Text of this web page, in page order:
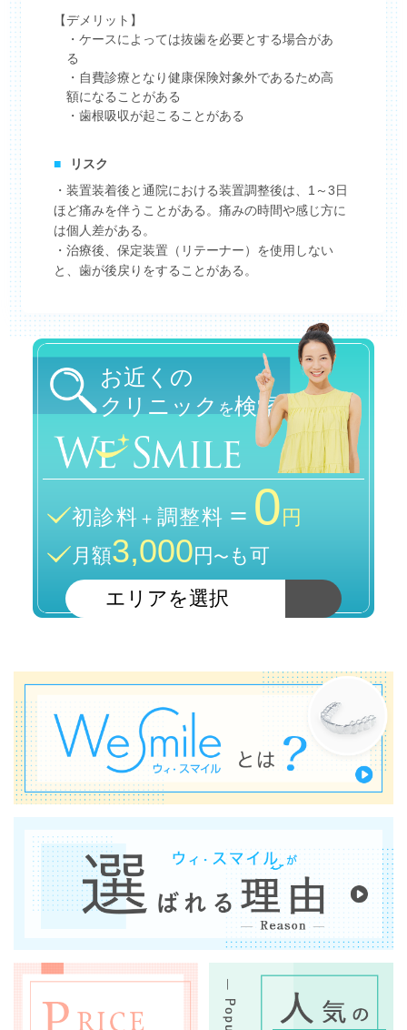
【デメリット】
・ケースによっては抜歯を必要とする場合があ
る
・自費診療となり健康保険対象外であるため高
額になることがある
・歯根吸収が起こることがある
■
リスク
・装置装着後と通院における装置調整後は、1～3日
ほど痛みを伴うことがある。痛みの時間や感じ方に
は個人差がある。
・治療後、保定装置（リテーナー）を使用しない
と、歯が後戻りをすることがある。
お近くの
クリニック を検索
初診料＋ 調整料 ＝ 0 円
月額3,000円〜 も可